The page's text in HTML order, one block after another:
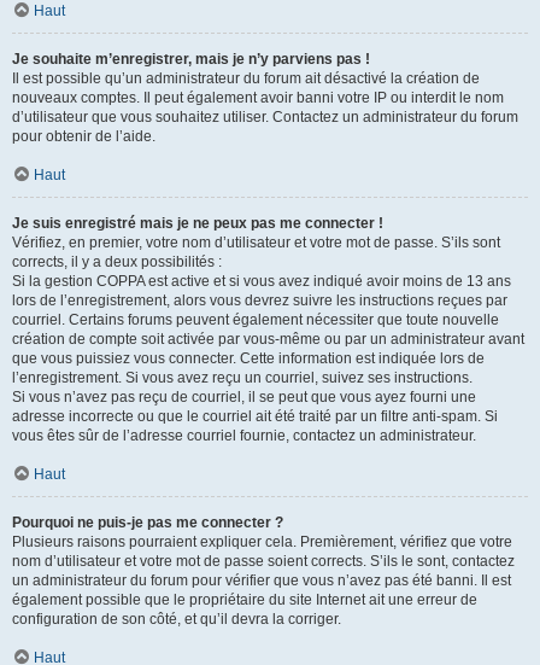
Haut
Je souhaite m’enregistrer, mais je n’y parviens pas !
Il est possible qu’un administrateur du forum ait désactivé la création de
nouveaux comptes. Il peut également avoir banni votre IP ou interdit le nom
d’utilisateur que vous souhaitez utiliser. Contactez un administrateur du forum
pour obtenir de l’aide.
Haut
Je suis enregistré mais je ne peux pas me connecter !
Vérifiez, en premier, votre nom d’utilisateur et votre mot de passe. S’ils sont
corrects, il y a deux possibilités :
Si la gestion COPPA est active et si vous avez indiqué avoir moins de 13 ans
lors de l’enregistrement, alors vous devrez suivre les instructions reçues par
courriel. Certains forums peuvent également nécessiter que toute nouvelle
création de compte soit activée par vous-même ou par un administrateur avant
que vous puissiez vous connecter. Cette information est indiquée lors de
l’enregistrement. Si vous avez reçu un courriel, suivez ses instructions.
Si vous n’avez pas reçu de courriel, il se peut que vous ayez fourni une
adresse incorrecte ou que le courriel ait été traité par un filtre anti-spam. Si
vous êtes sûr de l’adresse courriel fournie, contactez un administrateur.
Haut
Pourquoi ne puis-je pas me connecter ?
Plusieurs raisons pourraient expliquer cela. Premièrement, vérifiez que votre
nom d’utilisateur et votre mot de passe soient corrects. S’ils le sont, contactez
un administrateur du forum pour vérifier que vous n’avez pas été banni. Il est
également possible que le propriétaire du site Internet ait une erreur de
configuration de son côté, et qu’il devra la corriger.
Haut